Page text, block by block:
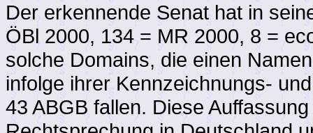
Der erkennende Senat hat in
ÖBl 2000, 134 = MR 2000, 8 =
solche Domains, die einen
infolge ihrer Kennzeichnungs-
43 ABGB fallen. Diese